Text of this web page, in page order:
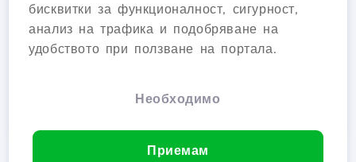
бисквитки за функционалност, сигурност,
анализ на трафика и подобряване на
удобството при ползване на портала.
Необходимо
Приемам